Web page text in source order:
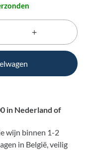
in Nederland of
wijn binnen 1-2
in België, veilig